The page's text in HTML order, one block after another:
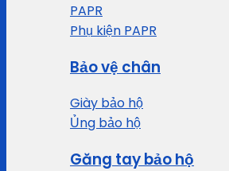
PAPR
Phụ kiện PAPR
Bảo vệ chân
Giày bảo hộ
Ủng bảo hộ
Găng tay bảo hộ